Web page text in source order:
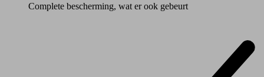
Complete bescherming, wat er ook gebeurt